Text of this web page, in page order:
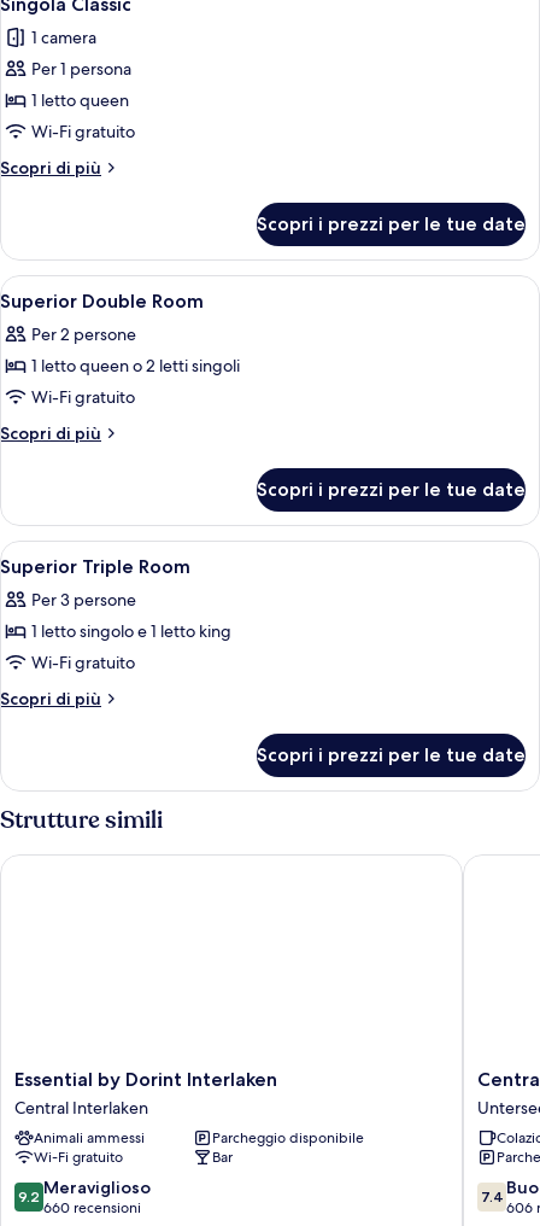
tutte
le
foto
per
Singola
Classic
1 camera
Per 1 persona
1 letto queen
Wi-Fi gratuito
Scopri di più
Altri
Classic
Scopri i prezzi per le tue date
Apri
tutte
le
foto
per
Superior
Biancheria da letto ipoallergenica,
3
Superior Double Room
Per 2 persone
1 letto queen o 2 letti singoli
Wi-Fi gratuito
Scopri di più
Altri
Double
Room
Scopri i prezzi per le tue date
Apri
tutte
le
foto
per
Superior
Biancheria da letto ipoallergenica,
4
Superior Triple Room
Per 3 persone
1 letto singolo e 1 letto king
Wi-Fi gratuito
Scopri di più
Altri
Triple
Scopri i prezzi per le tue date
Strutture simili
Essential
by
Dorint
Interlaken
Central
Interlaken
Essential by Dorint Interlaken
Central Interlaken
Animali ammessi
Parcheggio disponibile
Wi-Fi gratuito
Bar
9.2
su
9.2 Meraviglioso
660 recensioni
Essential by Dorint Interlaken
Central
Hotel
7.4
su
7.4
606
Central